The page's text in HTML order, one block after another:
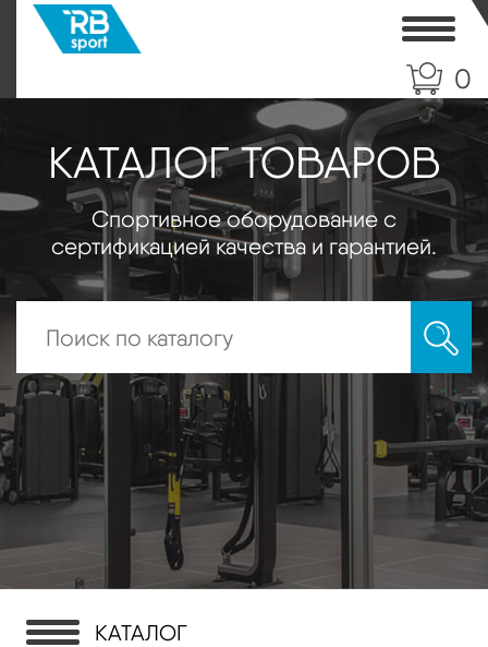
0
КАТАЛОГ ТОВАРОВ
Спортивное оборудование с
сертификацией качества и гарантией.
КАТАЛОГ